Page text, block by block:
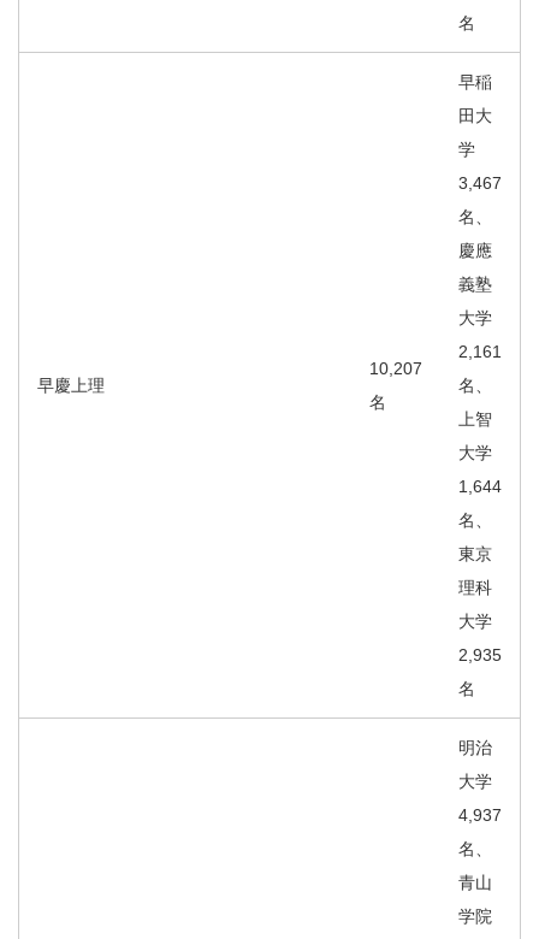
名
早慶上理
10,207
名
早稲
田大
学
3,467
名、
慶應
義塾
大学
2,161
名、
上智
大学
1,644
名、
東京
理科
大学
2,935
名
明治
大学
4,937
名、
青山
学院